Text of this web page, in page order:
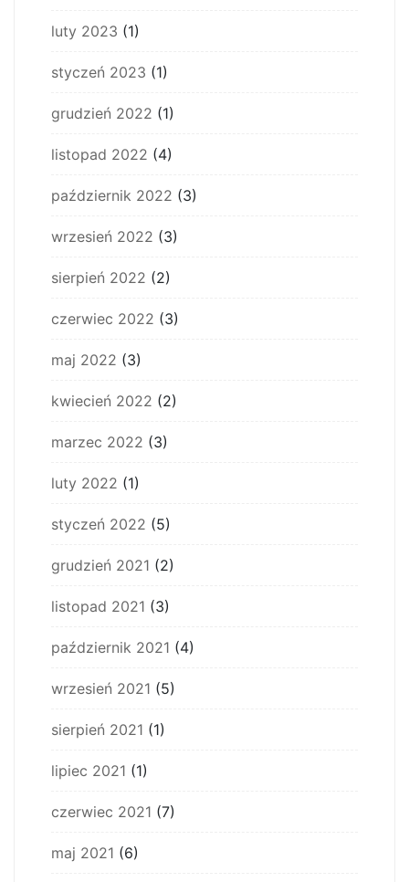
luty 2023 (1)
styczeń 2023 (1)
grudzień 2022 (1)
listopad 2022 (4)
październik 2022 (3)
wrzesień 2022 (3)
sierpień 2022 (2)
czerwiec 2022 (3)
maj 2022 (3)
kwiecień 2022 (2)
marzec 2022 (3)
luty 2022 (1)
styczeń 2022 (5)
grudzień 2021 (2)
listopad 2021 (3)
październik 2021 (4)
wrzesień 2021 (5)
sierpień 2021 (1)
lipiec 2021 (1)
czerwiec 2021 (7)
maj 2021 (6)